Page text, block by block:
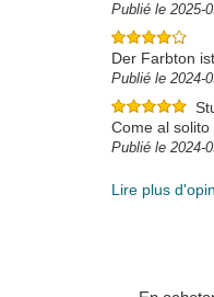
Publié le 2025-
Der Farbton
Publié le 2024-
Come al
Publié le 2024-
Lire plus